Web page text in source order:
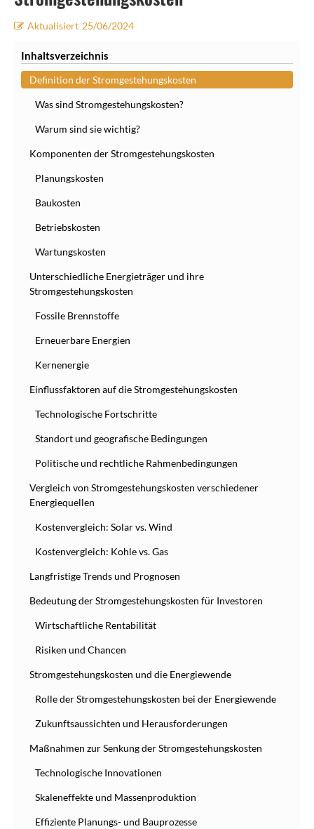
Aktualisiert 25/06/2024
Inhaltsverzeichnis
Definition der Stromgestehungskosten
Was sind Stromgestehungskosten?
Warum sind sie wichtig?
Komponenten der Stromgestehungskosten
Planungskosten
Baukosten
Betriebskosten
Wartungskosten
Unterschiedliche Energieträger und ihre
Stromgestehungskosten
Fossile Brennstoffe
Erneuerbare Energien
Kernenergie
Einflussfaktoren auf die Stromgestehungskosten
Technologische Fortschritte
Standort und geografische Bedingungen
Politische und rechtliche Rahmenbedingungen
Vergleich von Stromgestehungskosten verschiedener
Energiequellen
Kostenvergleich: Solar vs. Wind
Kostenvergleich: Kohle vs. Gas
Langfristige Trends und Prognosen
Bedeutung der Stromgestehungskosten für Investoren
Wirtschaftliche Rentabilität
Risiken und Chancen
Stromgestehungskosten und die Energiewende
Rolle der Stromgestehungskosten bei der Energiewende
Zukunftsaussichten und Herausforderungen
Maßnahmen zur Senkung der Stromgestehungskosten
Technologische Innovationen
Skaleneffekte und Massenproduktion
Effiziente Planungs- und Bauprozesse